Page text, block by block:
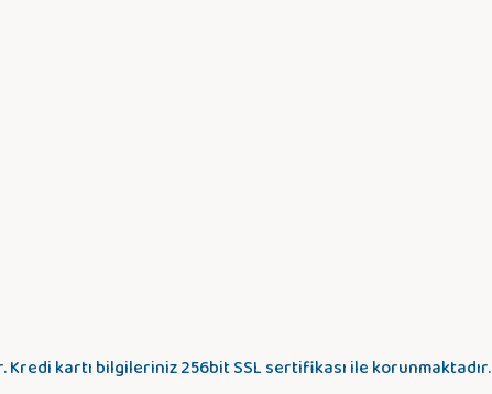
Kredi kartı bilgileriniz 256bit SSL sertifikası ile korunmaktadır.